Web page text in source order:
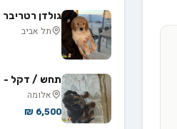
גולדן רטריבר
תל אביב
תחש / דקל -
אלומה
6,500 ₪